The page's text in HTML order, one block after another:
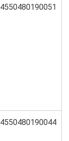
4550480190051
4550480190044